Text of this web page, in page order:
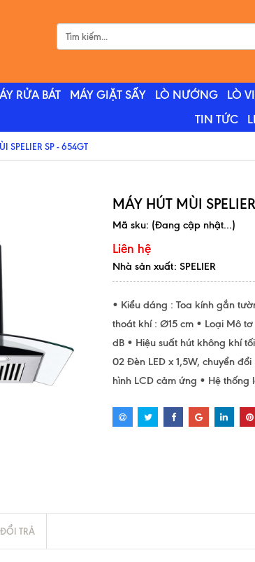
RỬA BÁT MÁY GIẶT SẤY LÒ NƯỚNG LÒ
TIN TỨC
SPELIER SP - 654GT
MÁY HÚT MÙI
Mã sku: (Đang cập nhật...)
Liên hệ
Nhà sản xuất: SPELIER
• Kiểu dáng : Toa kính gắn
thoát khí : Ø15 cm • Loại Mô
dB • Hiệu suất hút không khí
02 Đèn LED x 1,5W, chuyển
hình LCD cảm ứng • Hệ thống
TRẢ